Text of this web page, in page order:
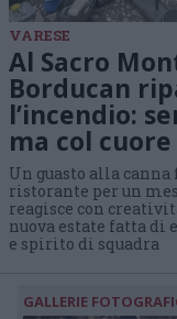
VARESE
Al Sacro
Borducan
l’incendio:
ma col cuore
Un guasto alla
ristorante per un
reagisce con
nuova estate fatta
e spirito di squadra
GALLERIE